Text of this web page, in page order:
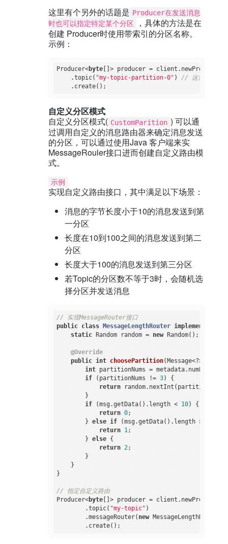
这里有个另外的话题是 Producer在发送消息
时也可以指定特定某个分区
，具体的方法是在
创建 Producer时使用带索引的分区名称。
示例：
Producer<byte[]> producer = client.newProducer()
    .topic(
"my-topic-partition-0" ) // 这里的 "0"
自定义分区模式
自定义分区模式( CustomParition ) 可以通
过调用自定义的消息路由器来确定消息发送
的分区，可以通过使用Java 客户端来实
MessageRouler接口进而创建自定义路由模
式。
示例
实现自定义路由接口，其中满足以下场景：
消息的字节长度小于10的消息发送到第
一分区
长度在10到100之间的消息发送到第二
分区
长度大于100的消息发送到第三分区
若Topic的分区数不等于3时，会随机选
择分区并发送消息
// 实现MessageRouter接口
public class MessageLengthRouter implements
static Random random = new Random();
@Override
public int choosePartition(Message<?> msg,
int partitionNums =
if (partitionNums != 3) {
return
        }
if (msg.getData().length < 10) {
return 0;
        }
else if (msg.getData().length >=
return 1;
        }
else {
return 2;
        }
    }
}
// 指定自定义路由
Producer<byte[]> producer = client.newProducer()
        .topic(
"my-topic" )
        .messageRouter(
new